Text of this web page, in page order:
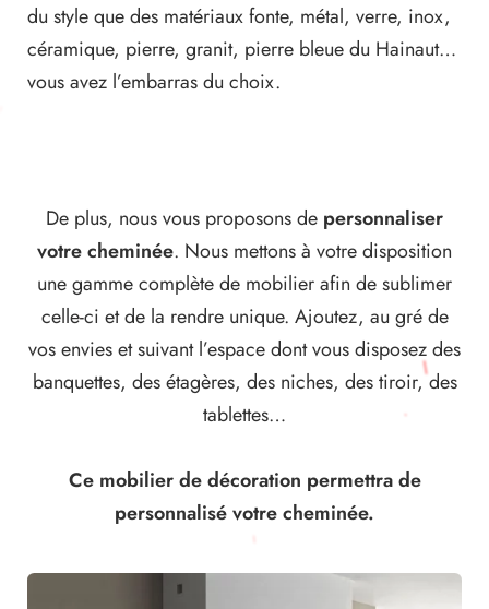
du style que des matériaux fonte, métal, verre, inox,
céramique, pierre, granit, pierre bleue du Hainaut…
vous avez l’embarras du choix.
De plus, nous vous proposons de personnaliser
votre cheminée. Nous mettons à votre disposition
une gamme complète de mobilier afin de sublimer
celle-ci et de la rendre unique. Ajoutez, au gré de
vos envies et suivant l’espace dont vous disposez des
banquettes, des étagères, des niches, des tiroir, des
tablettes…
Ce mobilier de décoration permettra de
personnalisé votre cheminée.